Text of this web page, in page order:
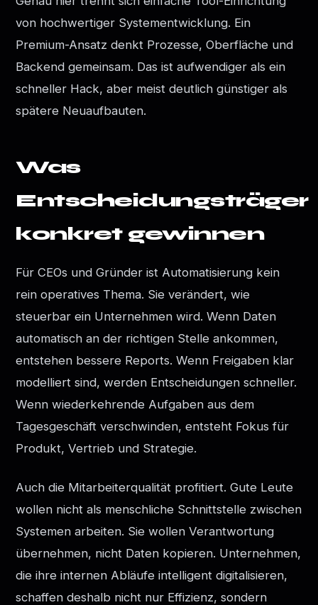
von hochwertiger Systementwicklung. Ein
Premium-Ansatz denkt Prozesse, Oberfläche und
Backend gemeinsam. Das ist aufwendiger als ein
schneller Hack, aber meist deutlich günstiger als
spätere Neuaufbauten.
Was
Entscheidungsträger
konkret gewinnen
Für CEOs und Gründer ist Automatisierung kein
rein operatives Thema. Sie verändert, wie
steuerbar ein Unternehmen wird. Wenn Daten
automatisch an der richtigen Stelle ankommen,
entstehen bessere Reports. Wenn Freigaben klar
modelliert sind, werden Entscheidungen schneller.
Wenn wiederkehrende Aufgaben aus dem
Tagesgeschäft verschwinden, entsteht Fokus für
Produkt, Vertrieb und Strategie.
Auch die Mitarbeiterqualität profitiert. Gute Leute
wollen nicht als menschliche Schnittstelle zwischen
Systemen arbeiten. Sie wollen Verantwortung
übernehmen, nicht Daten kopieren. Unternehmen,
die ihre internen Abläufe intelligent digitalisieren,
schaffen deshalb nicht nur Effizienz, sondern